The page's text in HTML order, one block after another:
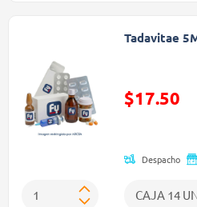
Tadavitae
$17.50
Despacho